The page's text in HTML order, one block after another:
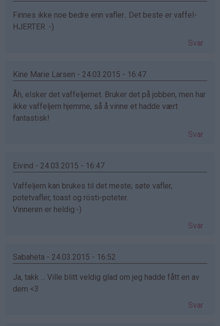
Finnes ikke noe bedre enn vafler.. Det beste er vaffel-
HJERTER :-)
Svar
Kine Marie Larsen - 24.03.2015 - 16:47
Åh, elsker det vaffeljernet. Bruker det på jobben, men har
ikke vaffeljern hjemme, så å vinne et hadde vært
fantastisk!
Svar
Eivind - 24.03.2015 - 16:47
Vaffeljern kan brukes til det meste; søte vafler,
potetvafler, toast og rösti-poteter.
Vinneren er heldig:-)
Svar
Sabaheta - 24.03.2015 - 16:52
Ja, takk ... Ville blitt veldig glad om jeg hadde fått en av
dem <3
Svar